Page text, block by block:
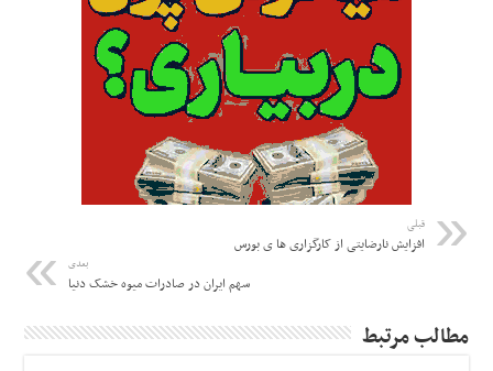
قبلی
افزایش نارضایتی از کارگزاری ها ی بورس
بعدی
سهم ایران در صادرات میوه خشک دنیا
مطالب مرتبط